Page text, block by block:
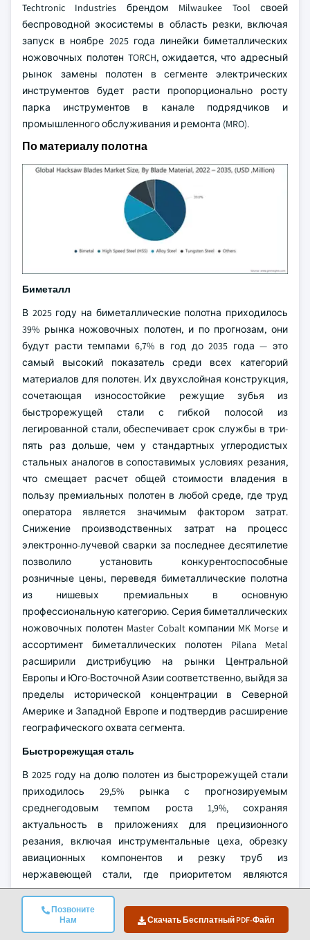
Позвоните
Нам
Скачать Бесплатный PDF-Файл
Techtronic Industries брендом Milwaukee Tool своей
беспроводной экосистемы в область резки, включая
запуск в ноябре 2025 года линейки биметаллических
ножовочных полотен TORCH, ожидается, что адресный
рынок замены полотен в сегменте электрических
инструментов будет расти пропорционально росту
парка инструментов в канале подрядчиков и
промышленного обслуживания и ремонта (MRO).
По материалу полотна
Биметалл
В 2025 году на биметаллические полотна приходилось
39% рынка ножовочных полотен, и по прогнозам, они
будут расти темпами 6,7% в год до 2035 года — это
самый высокий показатель среди всех категорий
материалов для полотен. Их двухслойная конструкция,
сочетающая износостойкие режущие зубья из
быстрорежущей стали с гибкой полосой из
легированной стали, обеспечивает срок службы в три-
пять раз дольше, чем у стандартных углеродистых
стальных аналогов в сопоставимых условиях резания,
что смещает расчет общей стоимости владения в
пользу премиальных полотен в любой среде, где труд
оператора является значимым фактором затрат.
Снижение производственных затрат на процесс
электронно-лучевой сварки за последнее десятилетие
позволило установить конкурентоспособные
розничные цены, переведя биметаллические полотна
из нишевых премиальных в основную
профессиональную категорию. Серия биметаллических
ножовочных полотен Master Cobalt компании MK Morse и
ассортимент биметаллических полотен Pilana Metal
расширили дистрибуцию на рынки Центральной
Европы и Юго-Восточной Азии соответственно, выйдя за
пределы исторической концентрации в Северной
Америке и Западной Европе и подтвердив расширение
географического охвата сегмента.
Быстрорежущая сталь
В 2025 году на долю полотен из быстрорежущей стали
приходилось 29,5% рынка с прогнозируемым
среднегодовым темпом роста 1,9%, сохраняя
актуальность в приложениях для прецизионного
резания, включая инструментальные цеха, обрезку
авиационных компонентов и резку труб из
нержавеющей стали, где приоритетом являются
точность размеров и чистота кромки, а не скорость
резания.
Легированная сталь